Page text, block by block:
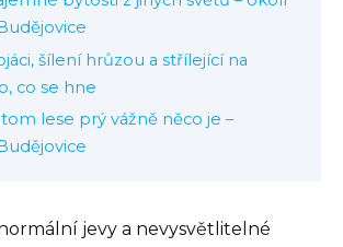
šílení hrůzou a střílející na
co se hne
lese prý vážně něco je –
jevy a nevysvětlitelné